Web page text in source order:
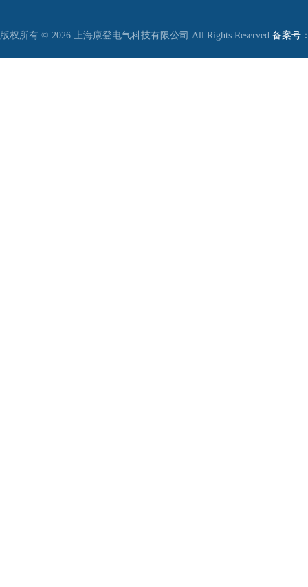
版权所有 © 2026 上海康登电气科技有限公司 All Rights Reserved 备案号